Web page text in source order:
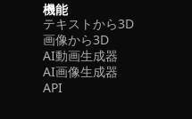
機能
テキストから3D
画像から3D
AI動画生成器
AI画像生成器
API